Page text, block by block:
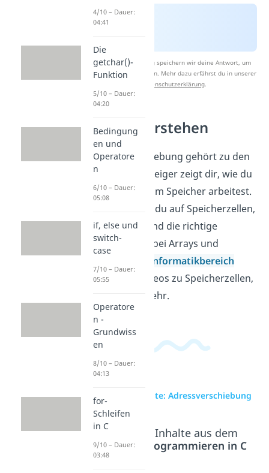
Nach Beantwortung speichern wir deine Antwort, um
Studyflix zu verbessern. Mehr dazu erfährst du in unserer
Datenschutzerklärung.
Zeiger verstehen
Adressverschiebung gehört zu den
Zeigern in C. Zeiger zeigt dir, wie du
mit Adressen im Speicher arbeitest.
Dabei achtest du auf Speicherzellen,
Datentypen und die richtige
Schreibweise bei Arrays und
Informatikbereich
findest du Videos zu Speicherzellen,
Arrays und mehr.
zur Videoseite: Adressverschiebung
Beliebte Inhalte aus dem
Bereich
Programmieren in C
4/10 – Dauer:
04:41
Die
getchar()-
Funktion
5/10 – Dauer:
04:20
Bedingung
en und
Operatore
n
6/10 – Dauer:
05:08
if, else und
switch-
case
7/10 – Dauer:
05:55
Operatore
n -
Grundwiss
en
8/10 – Dauer:
04:13
for-
Schleifen
in C
9/10 – Dauer:
03:48